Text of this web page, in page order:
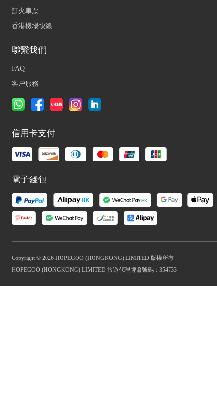
訂火車票
香港機場快線
聯繫我們
FAQ
客戶服務
信用卡支付
電子錢包
Copyright © 2026 HOPEGOO (HONGKONG) LIMITED 版權所有
HOPEGOO (HONGKONG) LIMITED 旅遊代理牌照號碼：354733